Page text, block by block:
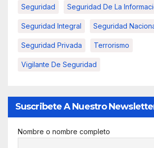
Seguridad Seguridad De La
Seguridad Integral Seguridad
Seguridad Privada Terrorismo
Vigilante De Seguridad
Suscribete A Nuestro
Nombre o nombre completo